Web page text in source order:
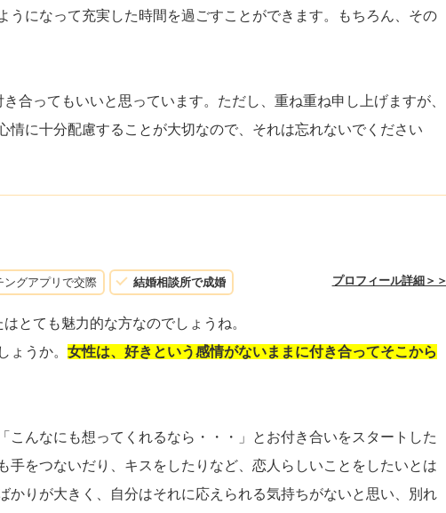
うになって充実した時間を過ごすことができます。もちろん、その
合ってもいいと思っています。ただし、重ね重ね申し上げますが、
情に十分配慮することが大切なので、それは忘れないでください
ングアプリで交際 結婚相談所で成婚 プロフィール詳細＞＞
とても魅力的な方なのでしょうね。
ょうか。 女性は、好きという感情がないままに付き合ってそこから
んなにも想ってくれるなら・・・」とお付き合いをスタートした
手をつないだり、キスをしたりなど、恋人らしいことをしたいとは
かりが大きく、自分はそれに応えられる気持ちがないと思い、別れ